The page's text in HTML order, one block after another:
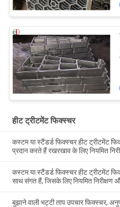
हीट ट्रीटमेंट फिक्स्चर
कस्टम या स्टैंडर्ड फिक्स्चर हीट ट्रीटमेंट
प्रदान करते हैं रखरखाव के लिए नियमित
कस्टम या स्टैंडर्ड फिक्स्चर हीट ट्रीटमेंट
साथ संगत हैं, जिसके लिए नियमित निरीक्षण
बुझाने वाली भट्टी ताप उपचार फिक्स्चर,